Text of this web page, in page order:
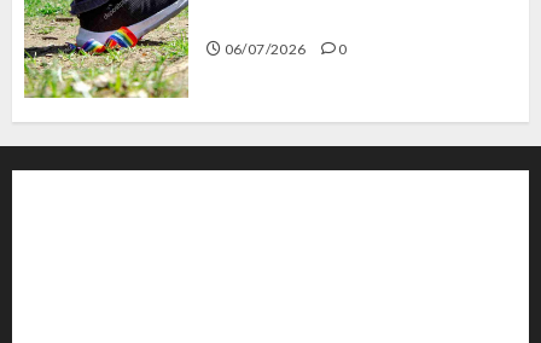
06/07/2026 0